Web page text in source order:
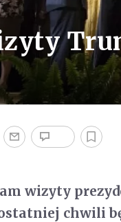
wizyty
chwili